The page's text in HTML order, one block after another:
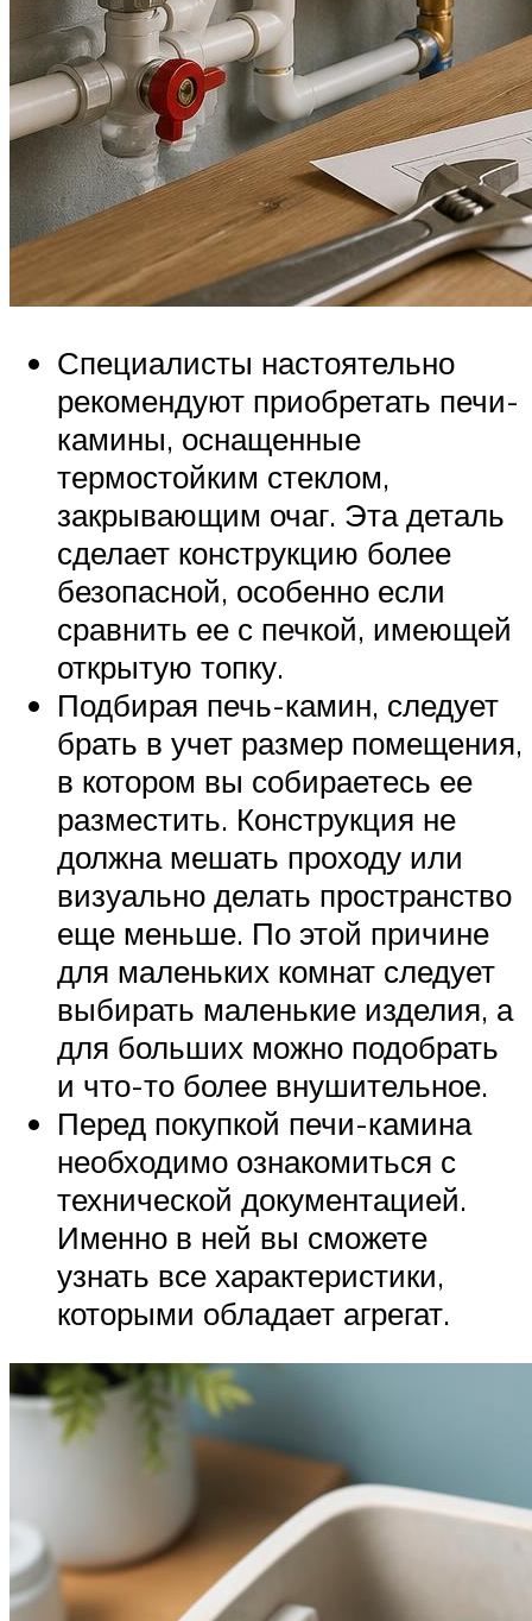
Специалисты настоятельно
рекомендуют приобретать печи-
камины, оснащенные
термостойким стеклом,
закрывающим очаг. Эта деталь
сделает конструкцию более
безопасной, особенно если
сравнить ее с печкой, имеющей
открытую топку.
Подбирая печь-камин, следует
брать в учет размер помещения,
в котором вы собираетесь ее
разместить. Конструкция не
должна мешать проходу или
визуально делать пространство
еще меньше. По этой причине
для маленьких комнат следует
выбирать маленькие изделия, а
для больших можно подобрать
и что-то более внушительное.
Перед покупкой печи-камина
необходимо ознакомиться с
технической документацией.
Именно в ней вы сможете
узнать все характеристики,
которыми обладает агрегат.